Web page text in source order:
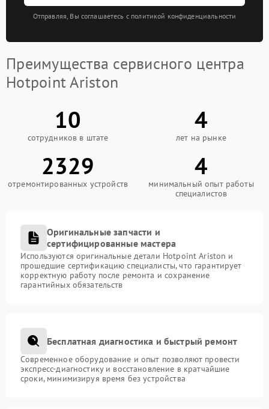
Отправляя, Вы соглашаетесь с политикой конфиденциальности
Преимущества сервисного центра
Hotpoint Ariston
10
сотрудников в штате
4
лет на рынке
2329
отремонтированных устройств
4
минимальный опыт работы
специалистов
Оригинальные запчасти и
сертифицированные мастера
Используются оригинальные детали Hotpoint Ariston и
прошедшие сертификацию специалисты, что гарантирует
корректную работу после ремонта и сохранение
гарантийных обязательств
Бесплатная диагностика и быстрый ремонт
Современное оборудование и опыт позволяют провести
экспресс-диагностику и восстановление в кратчайшие
сроки, минимизируя время без устройства